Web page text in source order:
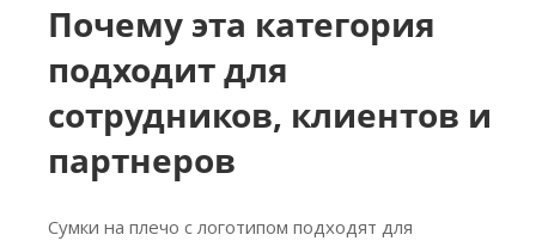
Почему эта категория
подходит для
сотрудников, клиентов и
партнеров
Сумки на плечо с логотипом подходят для